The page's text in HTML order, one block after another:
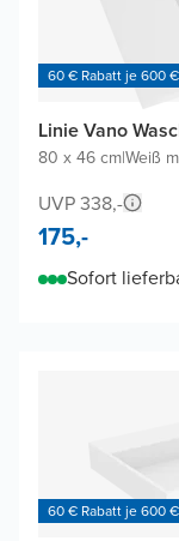
60 € Rabatt je 600 €
Linie Vano
80 x 46 cm|Weiß
UVP 338,-
175,-
Sofort
60 € Rabatt je 600 €